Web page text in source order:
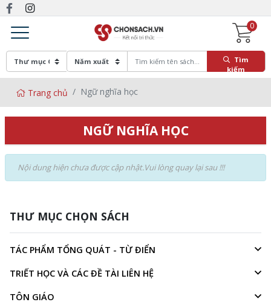
0
Tìm
kiếm
Trang chủ Ngữ nghĩa học
NGỮ NGHĨA HỌC
Nội dung hiện chưa được cập nhật.Vui lòng quay lại sau !!!
THƯ MỤC CHỌN SÁCH
TÁC PHẨM TỔNG QUÁT - TỪ ĐIỂN
TRIẾT HỌC VÀ CÁC ĐỀ TÀI LIÊN HỆ
TÔN GIÁO